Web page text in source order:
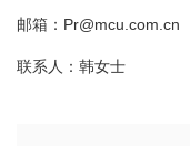
邮箱：Pr@mcu.com.cn
联系人：韩女士